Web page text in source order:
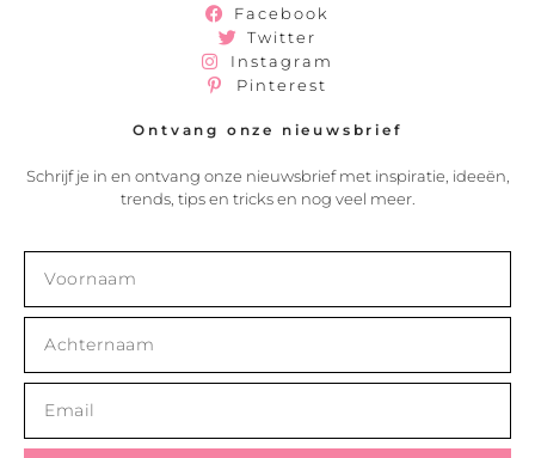
Facebook
Twitter
Instagram
Pinterest
Ontvang onze nieuwsbrief
Schrijf je in en ontvang onze nieuwsbrief met inspiratie, ideeën,
trends, tips en tricks en nog veel meer.